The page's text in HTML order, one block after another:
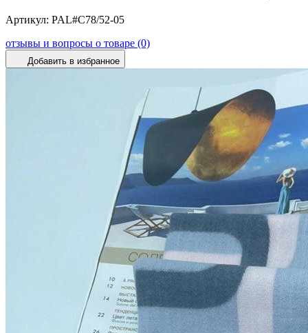
Артикул: PAL#C78/52-05
отзывы и вопросы о товаре (0)
Добавить в избранное